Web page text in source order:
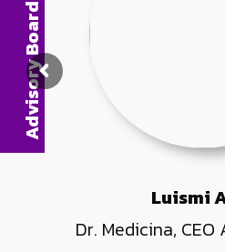
Advisory Board
Luismi
Dr. Medicina,